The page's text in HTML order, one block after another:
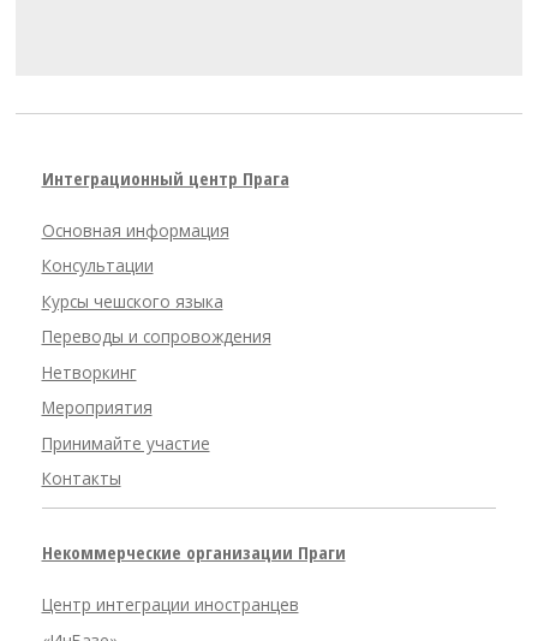
Интеграционный центр Прага
Основная информация
Консультации
Курсы чешского языка
Переводы и сопровождения
Нетворкинг
Мероприятия
Принимайте участие
Контакты
Некоммерческие организации Праги
Центр интеграции иностранцев